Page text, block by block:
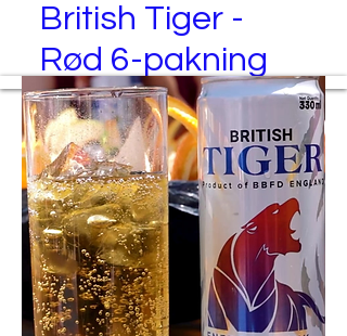
British Tiger -
Rød 6-pakning
British Tiger – Rød Energidrikk (6-
pakning)
Produsert av
Best Brand Food and Drinks Ltd
Pakkingsspesifikasjon